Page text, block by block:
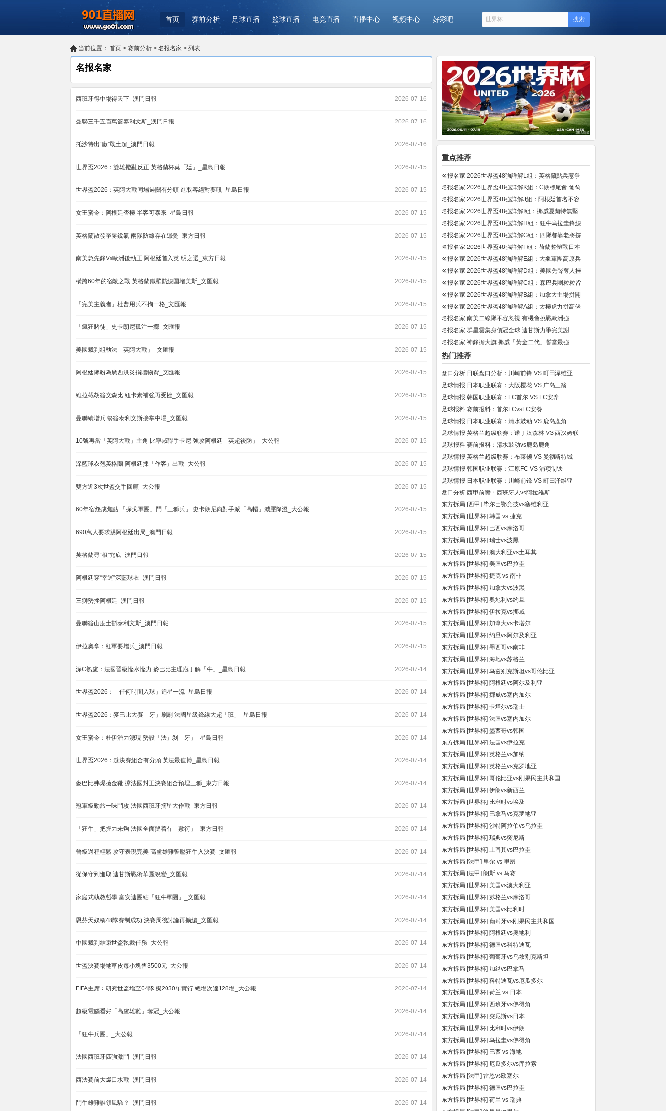
首页 赛前分析 足球直播 篮球直播 电竞直播 直播中心 视频中心 好彩吧 搜索
当前位置： 首页 > 赛前分析 > 名报名家 > 列表
名报名家
西班牙得中場得天下_澳門日報 2026-07-16
曼聯三千五百萬簽泰利文斯_澳門日報 2026-07-16
托沙特出“廠”戰土超_澳門日報 2026-07-16
世界盃2026：雙雄撥亂反正 英格蘭杯莫「廷」_星島日報 2026-07-15
世界盃2026：英阿大戰同場過關有分頭 進取客絕對要吼_星島日報 2026-07-15
女王蜜令：阿根廷否極 半客可泰來_星島日報 2026-07-15
英格蘭散發爭勝銳氣 兩隊防線存在隱憂_東方日報 2026-07-15
南美急先鋒Vs歐洲後勁王 阿根廷首入英 明之選_東方日報 2026-07-15
橫跨60年的宿敵之戰 英格蘭鐵壁防線圍堵美斯_文匯報 2026-07-15
「完美主義者」杜曹用兵不拘一格_文匯報 2026-07-15
「瘋狂賭徒」史卡朗尼孤注一擲_文匯報 2026-07-15
美國裁判組執法「英阿大戰」_文匯報 2026-07-15
阿根廷隊盼為廣西洪災捐贈物資_文匯報 2026-07-15
維拉截胡簽文森比 紐卡素補強再受挫_文匯報 2026-07-15
曼聯續增兵 勢簽泰利文斯接掌中場_文匯報 2026-07-15
10號再當「英阿大戰」主角 比寧咸聯手卡尼 強攻阿根廷「英超後防」_大公報 2026-07-15
深藍球衣剋英格蘭 阿根廷揀「作客」出戰_大公報 2026-07-15
雙方近3次世盃交手回顧_大公報 2026-07-15
60年宿怨成焦點 「探戈軍團」鬥「三獅兵」 史卡朗尼向對手派「高帽」減壓降溫_大公報 2026-07-15
690萬人要求踢阿根廷出局_澳門日報 2026-07-15
英格蘭尋“根”究底_澳門日報 2026-07-15
阿根廷穿“幸運”深藍球衣_澳門日報 2026-07-15
三獅勢挫阿根廷_澳門日報 2026-07-15
曼聯簽山度士斟泰利文斯_澳門日報 2026-07-15
伊拉奧拿：紅軍要增兵_澳門日報 2026-07-15
深C熟慮：法國晉級慳水慳力 麥巴比主理庖丁解「牛」_星島日報 2026-07-14
世界盃2026：「任何時間入球」追星一流_星島日報 2026-07-14
世界盃2026：麥巴比大賽「牙」刷刷 法國星級鋒線大超「班」_星島日報 2026-07-14
女王蜜令：杜伊潛力湧現 勢設「法」剝「牙」_星島日報 2026-07-14
世界盃2026：趁決賽組合有分頭 英法最值博_星島日報 2026-07-14
麥巴比弗爆搶金靴 撐法國封王決賽組合預埋三獅_東方日報 2026-07-14
冠軍級勁旅一味鬥攻 法國西班牙摘星大作戰_東方日報 2026-07-14
「狂牛」把握力未夠 法國全面撻着冇「敷衍」_東方日報 2026-07-14
晉級過程輕鬆 攻守表現完美 高盧雄雞誓壓狂牛入決賽_文匯報 2026-07-14
從保守到進取 迪甘斯戰術華麗蛻變_文匯報 2026-07-14
家庭式執教哲學 富安迪團結「狂牛軍團」_文匯報 2026-07-14
恩芬天奴稱48隊賽制成功 決賽周後討論再擴編_文匯報 2026-07-14
中國裁判結束世盃執裁任務_大公報 2026-07-14
世盃決賽場地草皮每小塊售3500元_大公報 2026-07-14
FIFA主席︰研究世盃增至64隊 擬2030年實行 總場次達128場_大公報 2026-07-14
超級電腦看好「高盧雄雞」奪冠_大公報 2026-07-14
「狂牛兵團」_大公報 2026-07-14
法國西班牙四強激鬥_澳門日報 2026-07-14
西法賽前大爆口水戰_澳門日報 2026-07-14
鬥牛雄雞誰領風騷？_澳門日報 2026-07-14
重点推荐
名报名家 2026世界盃48強詳解L組：英格蘭點兵惹爭
名报名家 2026世界盃48強詳解K組：C朗標尾會 葡萄
名报名家 2026世界盃48強詳解J組：阿根廷首名不容
名报名家 2026世界盃48強詳解I組：挪威夏蘭特無堅
名报名家 2026世界盃48強詳解H組：狂牛烏拉圭鋒線
名报名家 2026世界盃48強詳解G組：四隊都靠老將撐
名报名家 2026世界盃48強詳解F組：荷蘭整體戰日本
名报名家 2026世界盃48強詳解E組：大象軍團高原兵
名报名家 2026世界盃48強詳解D組：美國先聲奪人挫
名报名家 2026世界盃48強詳解C組：森巴兵團粒粒皆
名报名家 2026世界盃48強詳解B組：加拿大主場拼開
名报名家 2026世界盃48強詳解A組：太極虎力拼高佬
名报名家 南美二線隊不容忽視 有機會挑戰歐洲強
名报名家 群星雲集身價冠全球 迪甘斯力爭完美謝
名报名家 神鋒擔大旗 挪威「黃金二代」誓當最強
热门推荐
盘口分析 日联盘口分析：川崎前锋 VS 町田泽维亚
足球情报 日本职业联赛：大阪樱花 VS 广岛三箭
足球情报 韩国职业联赛：FC首尔 VS FC安养
足球报料 赛前报料：首尔FCvsFC安養
足球情报 日本职业联赛：清水鼓动 VS 鹿岛鹿角
足球情报 英格兰超级联赛：诺丁汉森林 VS 西汉姆联
足球报料 赛前报料：清水鼓动vs鹿岛鹿角
足球情报 英格兰超级联赛：布莱顿 VS 曼彻斯特城
足球情报 韩国职业联赛：江原FC VS 浦项制铁
足球情报 日本职业联赛：川崎前锋 VS 町田泽维亚
盘口分析 西甲前瞻：西班牙人vs阿拉维斯
东方拆局 [西甲] 毕尔巴鄂竞技vs塞维利亚
东方拆局 [世界杯] 韩国 vs 捷克
东方拆局 [世界杯] 巴西vs摩洛哥
东方拆局 [世界杯] 瑞士vs波黑
东方拆局 [世界杯] 澳大利亚vs土耳其
东方拆局 [世界杯] 美国vs巴拉圭
东方拆局 [世界杯] 捷克 vs 南非
东方拆局 [世界杯] 加拿大vs波黑
东方拆局 [世界杯] 奥地利vs约旦
东方拆局 [世界杯] 伊拉克vs挪威
东方拆局 [世界杯] 加拿大vs卡塔尔
东方拆局 [世界杯] 约旦vs阿尔及利亚
东方拆局 [世界杯] 墨西哥vs南非
东方拆局 [世界杯] 海地vs苏格兰
东方拆局 [世界杯] 乌兹别克斯坦vs哥伦比亚
东方拆局 [世界杯] 阿根廷vs阿尔及利亚
东方拆局 [世界杯] 挪威vs塞内加尔
东方拆局 [世界杯] 卡塔尔vs瑞士
东方拆局 [世界杯] 法国vs塞内加尔
东方拆局 [世界杯] 墨西哥vs韩国
东方拆局 [世界杯] 法国vs伊拉克
东方拆局 [世界杯] 英格兰vs加纳
东方拆局 [世界杯] 英格兰vs克罗地亚
东方拆局 [世界杯] 哥伦比亚vs刚果民主共和国
东方拆局 [世界杯] 伊朗vs新西兰
东方拆局 [世界杯] 比利时vs埃及
东方拆局 [世界杯] 巴拿马vs克罗地亚
东方拆局 [世界杯] 沙特阿拉伯vs乌拉圭
东方拆局 [世界杯] 瑞典vs突尼斯
东方拆局 [世界杯] 土耳其vs巴拉圭
东方拆局 [法甲] 里尔 vs 里昂
东方拆局 [法甲] 朗斯 vs 马赛
东方拆局 [世界杯] 美国vs澳大利亚
东方拆局 [世界杯] 苏格兰vs摩洛哥
东方拆局 [世界杯] 美国vs比利时
东方拆局 [世界杯] 葡萄牙vs刚果民主共和国
东方拆局 [世界杯] 阿根廷vs奥地利
东方拆局 [世界杯] 德国vs科特迪瓦
东方拆局 [世界杯] 葡萄牙vs乌兹别克斯坦
东方拆局 [世界杯] 加纳vs巴拿马
东方拆局 [世界杯] 科特迪瓦vs厄瓜多尔
东方拆局 [世界杯] 荷兰 vs 日本
东方拆局 [世界杯] 西班牙vs佛得角
东方拆局 [世界杯] 突尼斯vs日本
东方拆局 [世界杯] 比利时vs伊朗
东方拆局 [世界杯] 乌拉圭vs佛得角
东方拆局 [世界杯] 巴西 vs 海地
东方拆局 [世界杯] 厄瓜多尔vs库拉索
东方拆局 [法甲] 雷恩vs欧塞尔
东方拆局 [世界杯] 德国vs巴拉圭
东方拆局 [世界杯] 荷兰 vs 瑞典